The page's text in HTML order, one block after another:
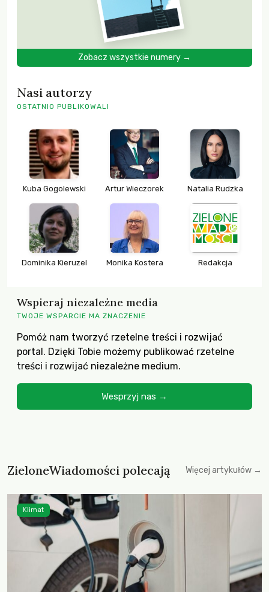
Zobacz wszystkie numery →
Nasi autorzy
OSTATNIO PUBLIKOWALI
Kuba Gogolewski Artur Wieczorek Natalia Rudzka
Dominika Kieruzel Monika Kostera Redakcja
Wspieraj niezależne media
TWOJE WSPARCIE MA ZNACZENIE
Pomóż nam tworzyć rzetelne treści i rozwijać
portal. Dzięki Tobie możemy publikować rzetelne
treści i rozwijać niezależne medium.
Wesprzyj nas →
ZieloneWiadomości polecają Więcej artykułów →
Klimat